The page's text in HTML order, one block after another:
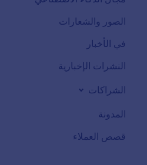
الصور والشعارات
في الأخبار
النشرات الإخبارية
الشراكات
المدونة
قصص العملاء